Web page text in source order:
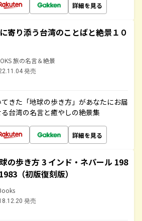
詳細を見る
寄り添う台湾のことばと絶景１０
旅の名言＆絶景
発売
きた「地球の歩き方」があなたにお届
台湾の名言と癒やしの絶景集
詳細を見る
の歩き方 3 インド・ネパール 198
（初版復刻版）
発売